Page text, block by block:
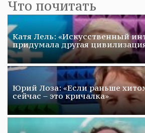
Что почитать
Катя Лель: «Искусственный
придумала другая
Юрий Лоза: «Если раньше
сейчас – это кричалка»